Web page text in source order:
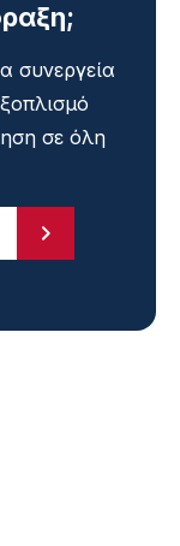
συνεργεία
σε όλη